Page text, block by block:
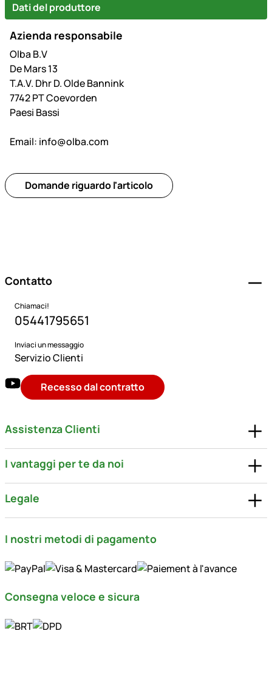
Dati del produttore
Azienda responsabile
Olba B.V
De Mars 13
T.A.V. Dhr D. Olde Bannink
7742 PT Coevorden
Paesi Bassi
Email: info@olba.com
Domande riguardo l'articolo
Contatto
Chiamaci!
05441795651
Inviaci un messaggio
Servizio Clienti
Recesso dal contratto
Assistenza Clienti
I vantaggi per te da noi
Legale
I nostri metodi di pagamento
Consegna veloce e sicura